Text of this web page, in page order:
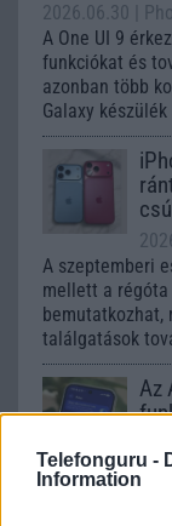
Telefonguru -
Information
2026.06.30
|
A One UI 9
funkciókat és
azonban több
Galaxy
A szeptemberi
mellett a
bemutatkozhat,
találgatások
Az
Sok felhasználó